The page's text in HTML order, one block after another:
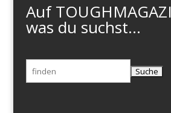
Auf
was du suchst...
Suchen
nach: